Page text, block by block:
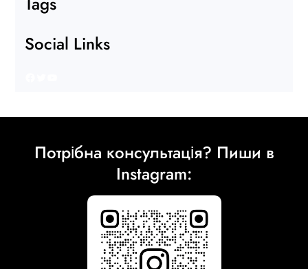
Social Links
Потрібна консультація? Пиши в
Instagram: